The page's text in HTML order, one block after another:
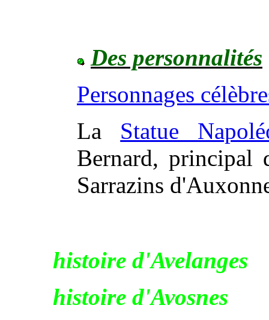
Des personnalités
Personnages
La Statue
Bernard, principal
Sarrazins
histoire d'Avelanges
histoire d'Avosnes